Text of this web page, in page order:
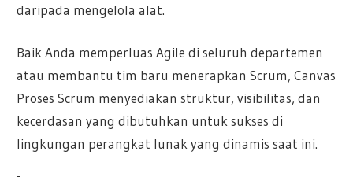
daripada mengelola alat.
Baik Anda memperluas Agile di seluruh departemen
atau membantu tim baru menerapkan Scrum, Canvas
Proses Scrum menyediakan struktur, visibilitas, dan
kecerdasan yang dibutuhkan untuk sukses di
lingkungan perangkat lunak yang dinamis saat ini.